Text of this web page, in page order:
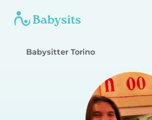
Babysitter Torino